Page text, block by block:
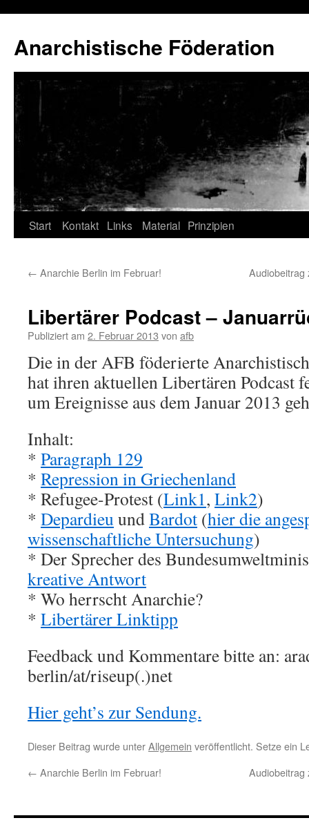
Anarchistische Föderation
Zum
springen
Start Kontakt Links Material Prinzipien
← Anarchie Berlin im Februar! Audiobeitrag
Libertärer Podcast –
Publiziert am 2. Februar 2013 von afb
Die in der AFB föderierte
hat ihren aktuellen Libertären Podcast
um Ereignisse aus dem Januar 2013
Inhalt:
* Paragraph 129
* Repression in Griechenland
* Refugee-Protest (Link1, Link2)
* Depardieu undBardot (hier die
wissenschaftliche Untersuchung)
* Der Sprecher des
kreative Antwort
* Wo herrscht Anarchie?
* Libertärer Linktipp
Feedback und Kommentare bitte an:
berlin/at/riseup(.)net
Hier geht’s zur Sendung.
Dieser Beitrag wurde unterAllgemein veröffentlicht. Setze ein
← Anarchie Berlin im Februar! Audiobeitrag